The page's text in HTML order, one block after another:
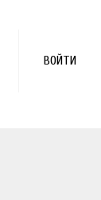
ВОЙТИ